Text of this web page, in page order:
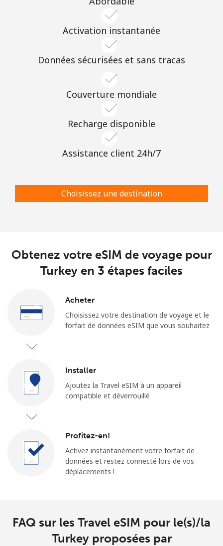
Activation instantanée
Données sécurisées et sans tracas
Couverture mondiale
Recharge disponible
Assistance client 24h/7
Choisissez une destination
Obtenez votre eSIM de voyage pour
Turkey en 3 étapes faciles
Acheter
Choisissez votre destination de voyage et le
forfait de données eSIM que vous souhaitez
Installer
Ajoutez la Travel eSIM à un appareil
compatible et déverrouillé
Profitez-en!
Activez instantanément votre forfait de
données et restez connecté lors de vos
déplacements !
FAQ sur les Travel eSIM pour le(s)/la
Turkey proposées par